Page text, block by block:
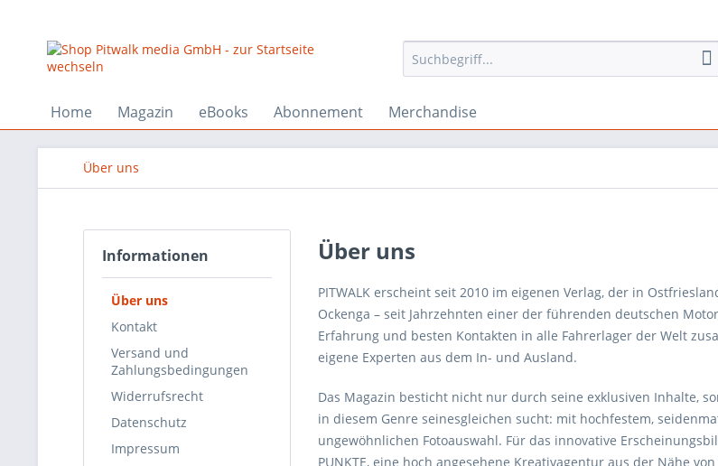
Home Magazin eBooks Abonnement Merchandise
Über uns
Informationen
Über uns
Kontakt
Versand und
Zahlungsbedingungen
Widerrufsrecht
Datenschutz
Impressum
Über uns
PITWALK erscheint seit 2010 im eigenen Verlag, der in
Ockenga – seit Jahrzehnten einer der führenden deutschen
Erfahrung und besten Kontakten in alle Fahrerlager der Welt
eigene Experten aus dem In- und Ausland.
Das Magazin besticht nicht nur durch seine exklusiven Inhalte,
in diesem Genre seinesgleichen sucht: mit hochfestem,
ungewöhnlichen Fotoauswahl. Für das innovative
PUNKTE, eine hoch angesehene Kreativagentur aus der Nähe